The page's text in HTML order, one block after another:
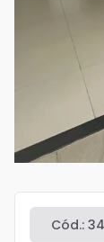
Cód.: